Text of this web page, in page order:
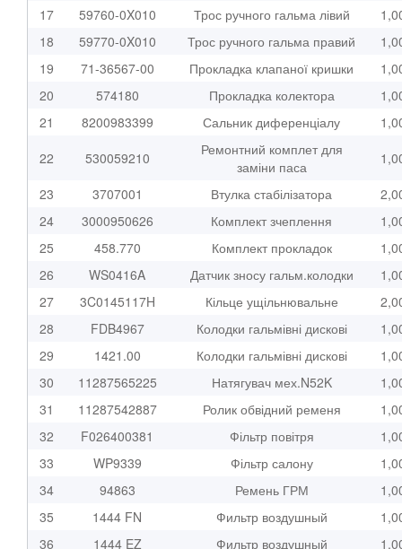
17
59760-0X010 Трос ручного гальма лівий
18
59770-0X010 Трос ручного гальма правий
19
71-36567-00 Прокладка клапаної кришки
20
574180 Прокладка колектора
21
8200983399 Сальник диференціалу
22
530059210
Ремонтний комплет для
заміни паса
23
3707001 Втулка стабілізатора
24
3000950626 Комплект зчеплення
25
458.770 Комплект прокладок
26
WS0416A Датчик зносу гальм.колодки
27
3C0145117H Кільце ущільнювальне
28
FDB4967 Колодки гальмівні дискові
29
1421.00 Колодки гальмівні дискові
30
11287565225 Натягувач мех.N52K
31
11287542887 Ролик обвідний ременя
32
F026400381 Фільтр повітря
33
WP9339 Фільтр салону
34
94863 Ремень ГРМ
35
1444 FN Фильтр воздушный
36
1444 EZ Фильтр воздушный